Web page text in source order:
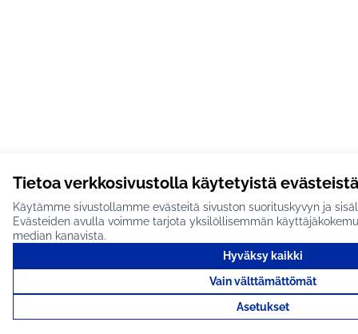
Tietoa verkkosivustolla käytetyistä evästeistä
Käytämme sivustollamme evästeitä sivuston suorituskyvyn ja
Evästeiden avulla voimme tarjota yksilöllisemmän
median kanavista.
Hyväksy kaikki
Vain välttämättömät
Asetukset